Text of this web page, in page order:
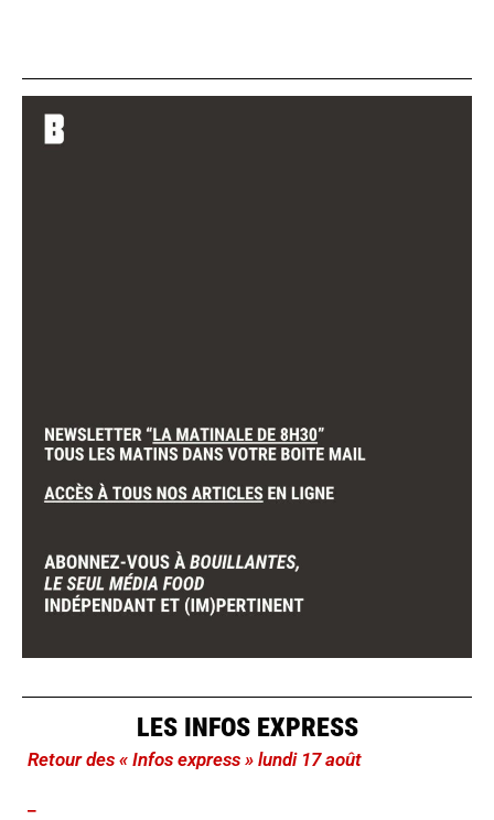
LES INFOS EXPRESS
Retour des « Infos express » lundi 17 août